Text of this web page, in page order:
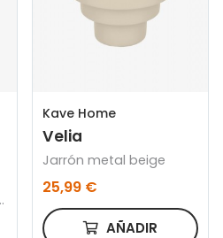
Kave Home
Velia
Jarrón metal beige
25,99 €
AÑADIR